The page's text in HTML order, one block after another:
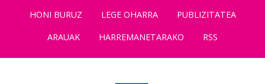
HONI BURUZ LEGE OHARRA
PUBLIZITATEA
ARAUAK
HARREMANETARAKO RSS